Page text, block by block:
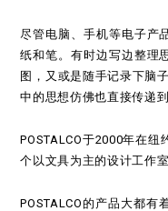
尽管电脑、手机等电子产
纸和笔。有时边写边整理
图，又或是随手记录下脑
中的思想仿佛也直接传递
POSTALCO于2000年在
个以文具为主的设计工作室
POSTALCO的产品大都有